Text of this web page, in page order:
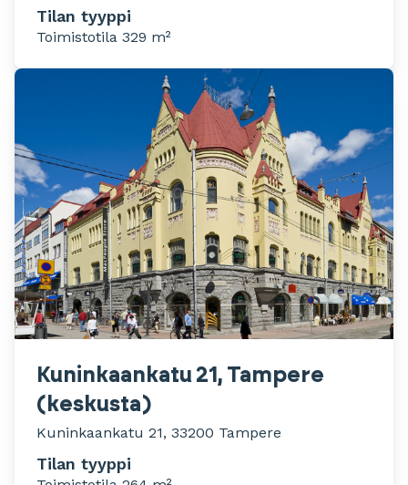
Tilan tyyppi
Toimistotila 329 m²
Kuninkaankatu 21, Tampere
(keskusta)
Kuninkaankatu 21, 33200 Tampere
Tilan tyyppi